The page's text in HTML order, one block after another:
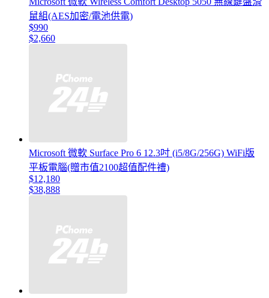
鼠組(AES加密/電池供電)
$990
$2,660
Microsoft 微軟 Surface Pro 6 12.3吋 (i5/8G/256G) WiFi版
平板電腦(贈市值2100超值配件禮)
$12,180
$38,888